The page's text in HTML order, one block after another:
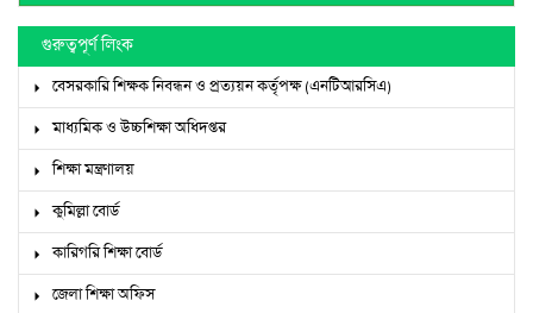
গুরুত্বপূর্ণ লিংক
বেসরকারি শিক্ষক নিবন্ধন ও প্রত্যয়ন কর্তৃপক্ষ (এনটিআরসিএ)
মাধ্যমিক ও উচ্চশিক্ষা অধিদপ্তর
শিক্ষা মন্ত্রণালয়
কুমিল্লা বোর্ড
কারিগরি শিক্ষা বোর্ড
জেলা শিক্ষা অফিস